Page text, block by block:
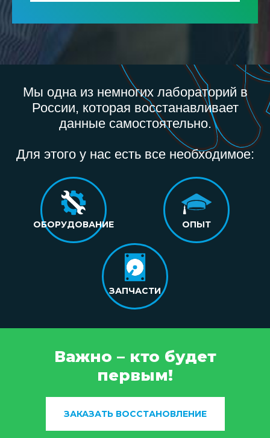
Мы одна из немногих лабораторий в
России, которая восстанавливает
данные самостоятельно.
Для этого у нас есть все необходимое:
ОБОРУДОВАНИЕ ОПЫТ
ЗАПЧАСТИ
Важно – кто будет
первым!
ЗАКАЗАТЬ ВОССТАНОВЛЕНИЕ